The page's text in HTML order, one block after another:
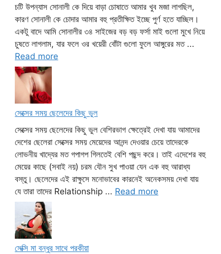
চটি উপন্যাস সোনালী কে দিয়ে বাড়া চোষাতে আমার খুব মজা লাগছিল,
কারণ সোনালী কে চোদার আমার বহু প্রতীক্ষিত ইচ্ছে পুর্ণ হতে যাচ্ছিল।
একটু বাদে আমি সোনালীর ৩৪ সাইজের বড় বড় ফর্সা মাই গুলো মুখে নিয়ে
চুষতে লাগলাম, যার ফলে ওর খয়েরী বোঁটা গুলো ফুলে আঙ্গুরের মত ...
Read more
সেক্সের সময় ছেলেদের কিছু ভুল
সেক্সের সময় ছেলেদের কিছু ভুল বেশিরভাগ ক্ষেত্রেই দেখা যায় আমাদের
দেশের ছেলেরা সেক্সের সময় মেয়েদের আনন্দ দেওয়ার চেয়ে তাদেরকে
লোভনীয় খাদ্যের মত গপাগপ গিলতেই বেশি পছন্দ করে। তাই এদেশের বহু
মেয়ের কাছে (সবাই নয়) চরম যৌন সুখ পাওয়া যেন এক বহু আরাধ্য
বস্তু। ছেলেদের এই রাক্ষুসে মনোভাবের কারনেই অনেকসময় দেখা যায়
যে তারা তাদের Relationship ... Read more
সেক্সি মা বন্ধুর সাথে পরকীয়া